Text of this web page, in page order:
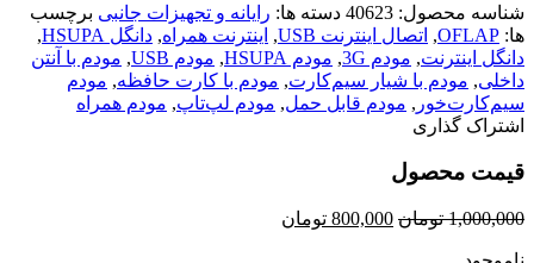
شناسه محصول: 40623 دسته ها: رایانه و تجهیزات جانبی برچسب
ها: OFLAP
, اتصال اینترنت USB , اینترنت همراه, دانگل HSUPA
,
دانگل اینترنت, مودم 3G , مودم HSUPA , مودم USB , مودم با آنتن
داخلی, مودم با شیار سیم‌کارت, مودم با کارت حافظه, مودم
سیم‌کارت‌خور , مودم قابل حمل, مودم لپ‌تاپ, مودم همراه
اشتراک گذاری
قیمت محصول
1,000,000 تومان قیمت
800,000 تومان